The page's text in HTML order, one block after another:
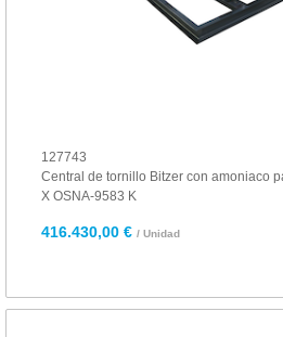
127743
Central de tornillo Bitzer con amoniaco
X OSNA-9583 K
416.430,00 € / Unidad